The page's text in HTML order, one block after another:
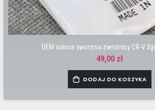
OEM osłona sworznia zwrotnicy CR-V
49,00 zł
DODAJ DO KOSZYKA